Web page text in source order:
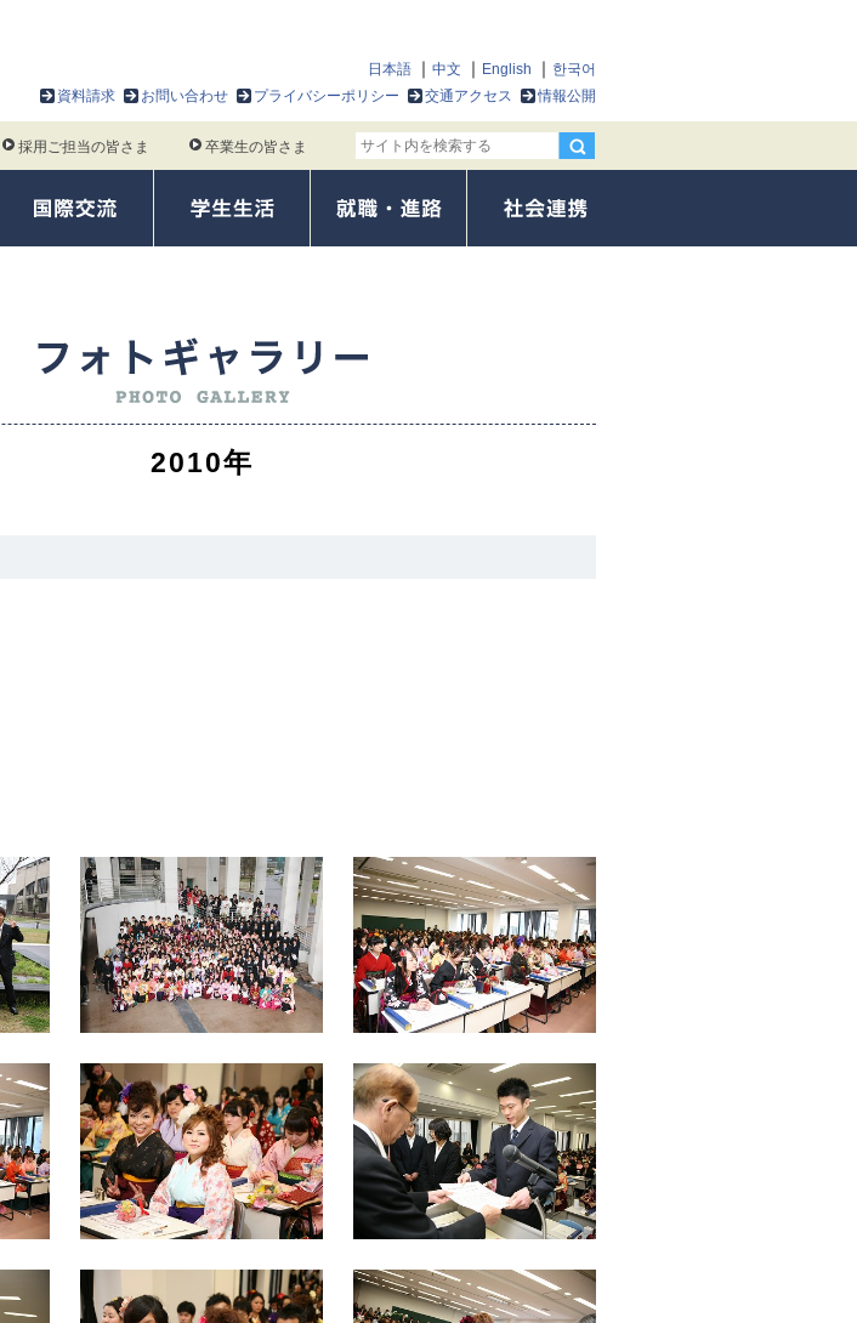
日本語 中文 English
한국어
資料請求
お問い合わせ プライバシーポリシー 交通アクセス 情報公開
採用ご担当の皆さま 卒業生の皆さま
2010年